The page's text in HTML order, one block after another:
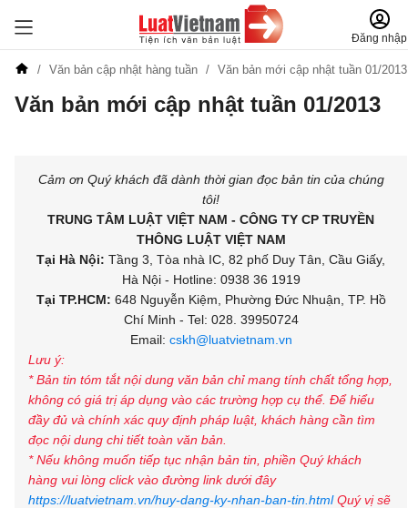
Đăng nhập
Văn bản cập nhật hàng tuần Văn bản mới cập nhật tuần 01/2013
Văn bản mới cập nhật tuần 01/2013
Cảm ơn Quý khách đã dành thời gian đọc bản tin của chúng
tôi!
TRUNG TÂM LUẬT VIỆT NAM - CÔNG TY CP TRUYỀN
THÔNG LUẬT VIỆT NAM
Tại Hà Nội: Tầng 3, Tòa nhà IC, 82 phố Duy Tân, Cầu Giấy,
Hà Nội - Hotline: 0938 36 1919
Tại TP.HCM: 648 Nguyễn Kiệm, Phường Đức Nhuận, TP. Hồ
Chí Minh - Tel: 028. 39950724
Email: cskh@luatvietnam.vn
Lưu ý:
* Bản tin tóm tắt nội dung văn bản chỉ mang tính chất tổng hợp,
không có giá trị áp dụng vào các trường hợp cụ thể. Để hiểu
đầy đủ và chính xác quy định pháp luật, khách hàng cần tìm
đọc nội dung chi tiết toàn văn bản.
* Nếu không muốn tiếp tục nhận bản tin, phiền Quý khách
hàng vui lòng click vào đường link dưới đây
https://luatvietnam.vn/huy-dang-ky-nhan-ban-tin.htmlQuý vị sẽ